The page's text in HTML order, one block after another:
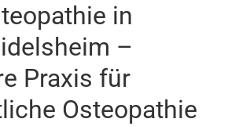
in
–
Praxis für
Osteopathie